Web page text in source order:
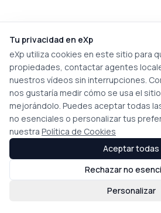
Tu privacidad en eXp
eXp utiliza cookies en este sitio para
propiedades, contactar agentes
nuestros vídeos sin interrupciones.
nos gustaría medir cómo se usa el
mejorándolo. Puedes aceptar todas
no esenciales o personalizar tus
nuestra Política de Cookies
Personalizar
Rechazar no
Aceptar todas